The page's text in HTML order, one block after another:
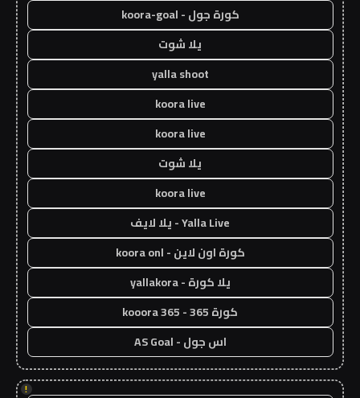
كورة جول - koora-goal
يلا شوت
yalla shoot
koora live
koora live
يلا شوت
koora live
Yalla Live - يلا لايف
كورة اون لاين - koora onl
يلا كورة - yallakora
كورة 365 - kooora 365
اس جول - AS Goal
!